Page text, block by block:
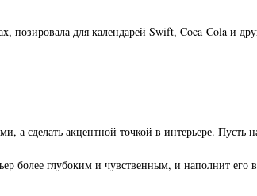
позировала для календарей Swift, Coca-Cola и
сделать акцентной точкой в интерьере. Пусть
более глубоким и чувственным, и наполнит его